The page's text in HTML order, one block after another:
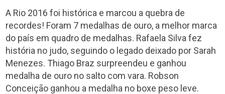
A Rio 2016 foi histórica e marcou a quebra de
recordes! Foram 7 medalhas de ouro, a melhor marca
do país em quadro de medalhas. Rafaela Silva fez
história no judo, seguindo o legado deixado por Sarah
Menezes. Thiago Braz surpreendeu e ganhou
medalha de ouro no salto com vara. Robson
Conceição ganhou a medalha no boxe peso leve.